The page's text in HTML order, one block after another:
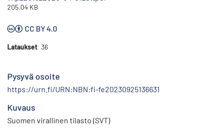
205.04 KB
CC BY 4.0
Lataukset 36
Pysyvä osoite
https://urn.fi/URN:NBN:fi-fe20230925136631
Kuvaus
Suomen virallinen tilasto (SVT)